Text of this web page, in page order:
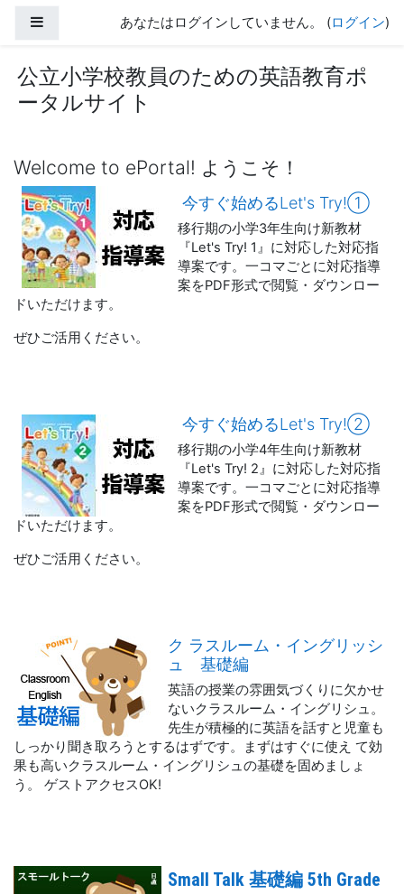
サイドパネルあなたはログインしていません。 (ログイン)
公立小学校教員のための英語教育ポ
ータルサイト
Welcome to ePortal! ようこそ！
今すぐ始めるLet's Try!①
移行期の小学3年生向け新教材
『Let's Try! 1』に対応した対応指
導案です。 一コマごとに対応指導
案をPDF形式で閲覧・ダウンロー
ドいただけます。
ぜひご活用ください。
今すぐ始めるLet's Try!②
移行期の小学4年生向け新教材
『Let's Try! 2』に対応した対応指
導案です。 一コマごとに対応指導
案をPDF形式で閲覧・ダウンロー
ドいただけます。
ぜひご活用ください。
ク ラスルーム・イングリッシ
ュ 基礎編
英語の授業の雰囲気づくりに欠かせ
ないクラスルーム・イングリシュ。
先生が積極的に英語を話すと児童も
しっかり聞き取ろうとするはずです。まずはすぐに使え て効
果も高いクラスルーム・イングリシュの基礎を固めましょ
う。 ゲストアクセスOK!
Small Talk 基礎編 5th Grade